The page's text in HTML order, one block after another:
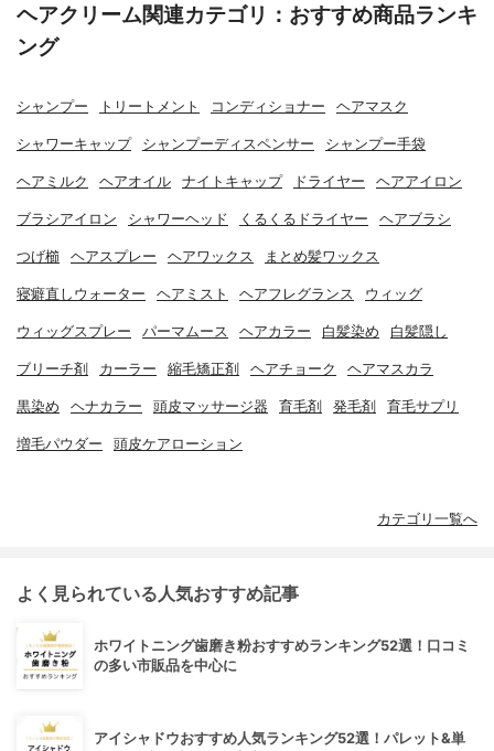
ヘアクリーム関連カテゴリ：おすすめ商品ランキ
ング
シャンプー トリートメント コンディショナー ヘアマスク
シャワーキャップ シャンプーディスペンサー シャンプー手袋
ヘアミルク ヘアオイル ナイトキャップ ドライヤー ヘアアイロン
ブラシアイロン シャワーヘッド くるくるドライヤー ヘアブラシ
つげ櫛 ヘアスプレー ヘアワックス まとめ髪ワックス
寝癖直しウォーター ヘアミスト ヘアフレグランス ウィッグ
ウィッグスプレー パーマムース ヘアカラー 白髪染め 白髪隠し
ブリーチ剤 カーラー 縮毛矯正剤 ヘアチョーク ヘアマスカラ
黒染め ヘナカラー 頭皮マッサージ器 育毛剤 発毛剤 育毛サプリ
増毛パウダー 頭皮ケアローション
カテゴリ一覧へ
よく見られている人気おすすめ記事
ホワイトニング歯磨き粉おすすめランキング52選！口コミ
の多い市販品を中心に
アイシャドウおすすめ人気ランキング52選！パレット&単